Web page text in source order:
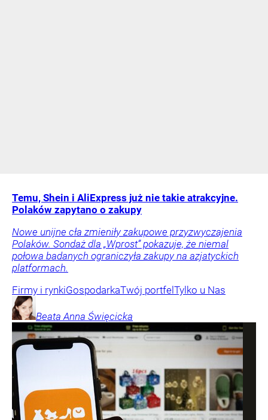
Temu, Shein i AliExpress już nie takie atrakcyjne.
Polaków zapytano o zakupy
Nowe unijne cła zmieniły zakupowe przyzwyczajenia
Polaków. Sondaż dla „Wprost” pokazuje, że niemal
połowa badanych ograniczyła zakupy na azjatyckich
platformach.
Firmy i rynkiGospodarkaTwój portfel Tylko u Nas
Beata Anna Święcicka